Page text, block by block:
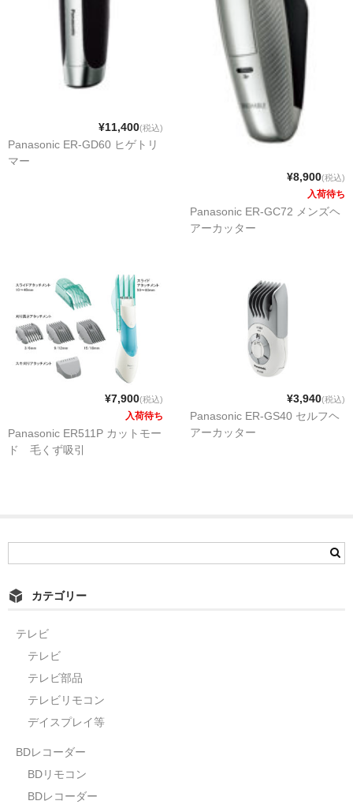
¥11,400(税込)
Panasonic ER-GD60 ヒゲトリ
マー
¥8,900(税込)
入荷待ち
Panasonic ER-GC72 メンズヘ
アーカッター
¥7,900(税込)
入荷待ち
Panasonic ER511P カットモー
ド 毛くず吸引
¥3,940(税込)
Panasonic ER-GS40 セルフヘ
アーカッター
カテゴリー
テレビ
テレビ
テレビ部品
テレビリモコン
デイスプレイ等
BDレコーダー
BDリモコン
BDレコーダー